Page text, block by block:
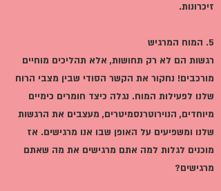
זיכרונות.
5. המוח המרגיש
רגשות הם לא רק תחושות, אלא תהליכים מוחיים
מורכבים! נחקור את הקשר הסודי שבין מצבי הרוח
שלנו לפעילות המוח. נגלה כיצד חומרים כימיים
מיוחדים, הנוירוטרנסמיטרים, מעצבים את הרגשות
שלנו ומשפיעים על האופן שבו אנו מרגישים. אז
מוכנים לגלות למה אתם מרגישים את מה שאתם
מרגישים?